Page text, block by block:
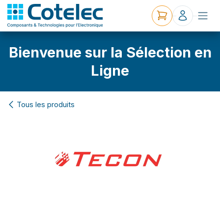
Bienvenue sur la Sélection en
Ligne
Tous les produits